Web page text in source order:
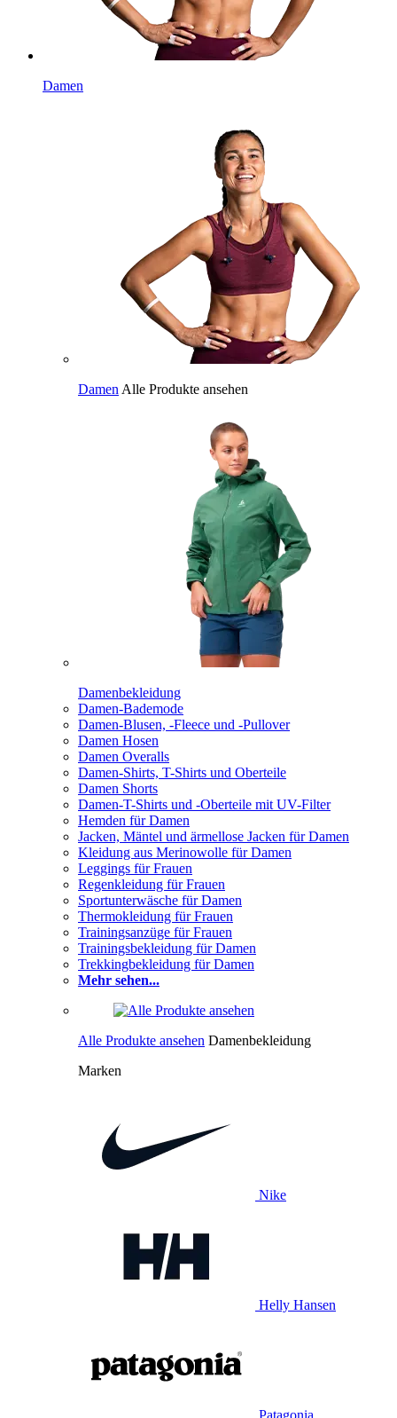
Damen
Damen Alle Produkte ansehen
Damenbekleidung
Damen-Bademode
Damen-Blusen, -Fleece und -Pullover
Damen Hosen
Damen Overalls
Damen-Shirts, T-Shirts und Oberteile
Damen Shorts
Damen-T-Shirts und -Oberteile mit UV-Filter
Hemden für Damen
Jacken, Mäntel und ärmellose Jacken für Damen
Kleidung aus Merinowolle für Damen
Leggings für Frauen
Regenkleidung für Frauen
Sportunterwäsche für Damen
Thermokleidung für Frauen
Trainingsanzüge für Frauen
Trainingsbekleidung für Damen
Trekkingbekleidung für Damen
Mehr sehen...
Alle Produkte ansehen Damenbekleidung
Marken
Nike
Helly Hansen
Patagonia